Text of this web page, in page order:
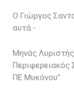
Ο Γιώργος
αυτά.-
Μηνάς Λυριστής
Περιφερειακός
ΠΕ Μυκόνου”.